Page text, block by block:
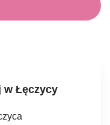
w Łęczycy